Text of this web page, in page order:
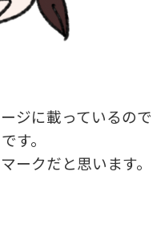
ジに載っているので
す。
ークだと思います。